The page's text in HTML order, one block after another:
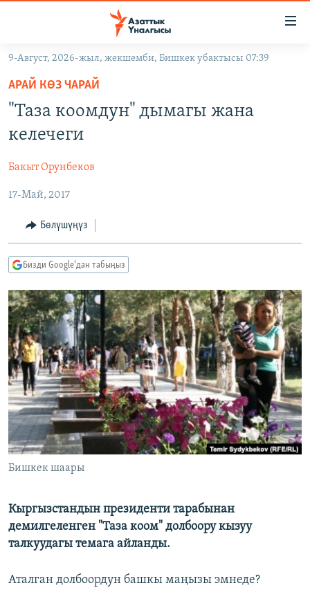
Навигацияга
өтүңүз
Издөөгө
салыңыз
ЖАҢЫЛЫКТАР
КЫРГЫЗСТАН
ЭКОНОМИКА
МАДАНИЯТ
БОРБОР АЗИЯ
АТАЙЫН ИЛИКТӨӨ
ТВ ПРОГРАММАЛАР
БҮГҮН АЗАТТЫКТА
БИЗ ЖАНА ДҮЙНӨ
ДАНИСТЕ
ЭЖЕ-СИҢДИЛЕР
АЗАТТЫК+
ЫҢГАЙСЫЗ СУРООЛОР
ПОДКАСТ
ӨЗГӨЧӨ ПИКИР
ОНЛАЙН ШЕРИНЕ
ЭЕ/АРнун бардык сайттары
9-Август, 2026-жыл, жекшемби, Бишкек убактысы 07:39
АРАЙ КӨЗ ЧАРАЙ
"Таза коомдун" дымагы жана
келечеги
Бакыт Орунбеков
17-Май, 2017
Бөлүшүңүз
Бизди Google'дан табыңыз
Бишкек шаары
Кыргызстандын президенти тарабынан
демилгеленген "Таза коом" долбоору кызуу
талкуудагы темага айланды.
Аталган долбоордун башкы маңызы эмнеде?